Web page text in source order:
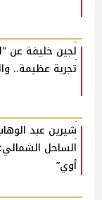
لجين خليفة عن
تجربة عظيمة..
شيرين عبد
الساحل
أوي”